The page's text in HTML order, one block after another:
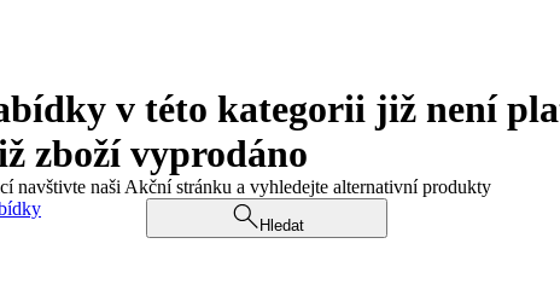
v této kategorii již není
zboží vyprodáno
navštivte naši Akční stránku a vyhledejte alternativní produkty
Hledat